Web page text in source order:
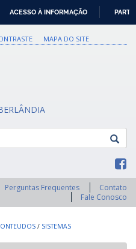
PARA
O
ACESSO À INFORMAÇÃO
MAPA DO SITE
Perguntas Frequentes
Contato
Fale Conosco
/ SISTEMAS